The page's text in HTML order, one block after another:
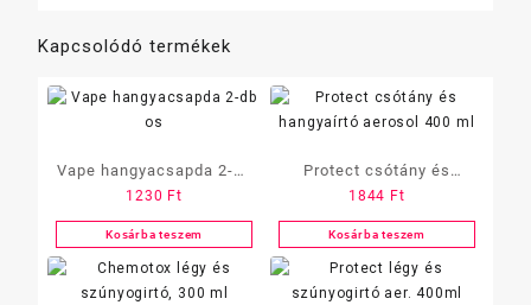
Kapcsolódó termékek
Vape hangyacsapda 2-db
os
1230 Ft
Kosárba teszem
Protect csótány és
hangyaírtó aerosol 400
ml
1844 Ft
Kosárba teszem